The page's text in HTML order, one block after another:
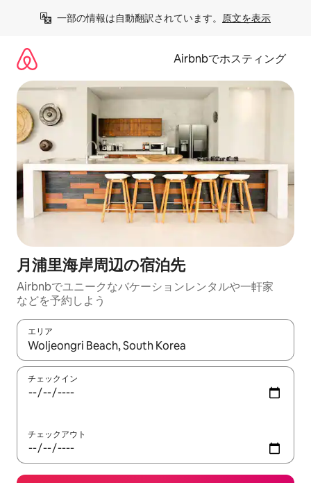
一部の情報は自動翻訳されています。 原文を表示
Airbnbでホスティング
月浦里海岸⁠周⁠辺⁠の宿⁠泊⁠先
Airbnbでユニークなバ⁠ケ⁠ー⁠シ⁠ョ⁠ンレ⁠ン⁠タ⁠ルや一⁠軒⁠家
な⁠ど⁠を予⁠約⁠し⁠よ⁠う
エリア
検索結果が表示されたら、上下の矢印キーを使って移動するか
チェックイン
チェックアウト